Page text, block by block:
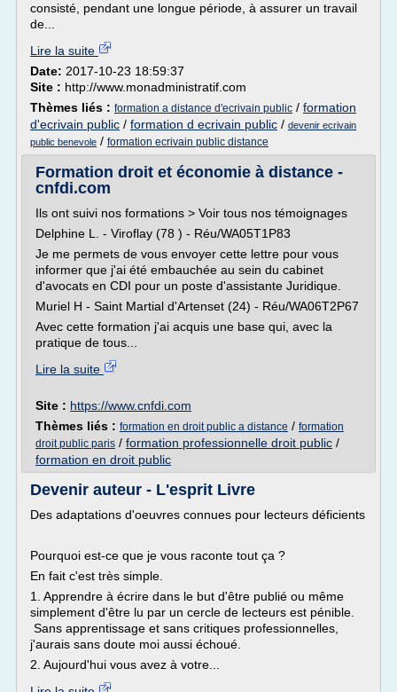
consisté, pendant une longue période, à assurer un travail
de...
Lire la suite
Date: 2017-10-23 18:59:37
Site : http://www.monadministratif.com
Thèmes liés : formation a distance d'ecrivain public / formation
d'ecrivain public / formation d ecrivain public / devenir ecrivain
public benevole / formation ecrivain public distance
Formation droit et économie à distance -
cnfdi.com
Ils ont suivi nos formations > Voir tous nos témoignages
Delphine L. - Viroflay (78 ) - Réu/WA05T1P83
Je me permets de vous envoyer cette lettre pour vous
informer que j'ai été embauchée au sein du cabinet
d'avocats en CDI pour un poste d'assistante Juridique.
Muriel H - Saint Martial d'Artenset (24) - Réu/WA06T2P67
Avec cette formation j'ai acquis une base qui, avec la
pratique de tous...
Lire la suite
Site : https://www.cnfdi.com
Thèmes liés : formation en droit public a distance / formation
droit public paris / formation professionnelle droit public /
formation en droit public
Devenir auteur - L'esprit Livre
Des adaptations d'oeuvres connues pour lecteurs déficients
Pourquoi est-ce que je vous raconte tout ça ?
En fait c'est très simple.
1. Apprendre à écrire dans le but d'être publié ou même
simplement d'être lu par un cercle de lecteurs est pénible.
Sans apprentissage et sans critiques professionnelles,
j'aurais sans doute moi aussi échoué.
2. Aujourd'hui vous avez à votre...